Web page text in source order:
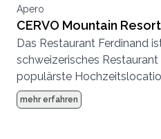
Apero
CERVO Mountain
Das Restaurant Ferdinand
schweizerisches
populärste
Abendessen bis zur Party,
komplette Hochzeit von
mehr erfahren